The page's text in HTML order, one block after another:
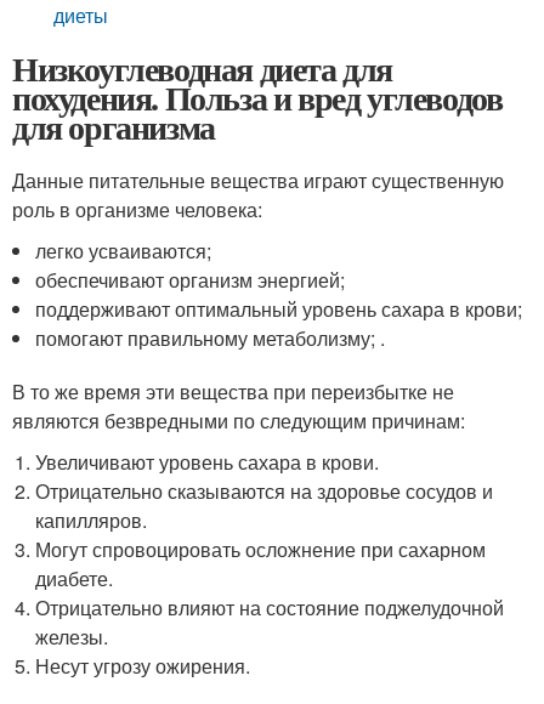
диеты
Низкоуглеводная диета для
похудения. Польза и вред углеводов
для организма
Данные питательные вещества играют существенную
роль в организме человека:
легко усваиваются;
обеспечивают организм энергией;
поддерживают оптимальный уровень сахара в крови;
помогают правильному метаболизму; .
В то же время эти вещества при переизбытке не
являются безвредными по следующим причинам:
Увеличивают уровень сахара в крови.
Отрицательно сказываются на здоровье сосудов и
капилляров.
Могут спровоцировать осложнение при сахарном
диабете.
Отрицательно влияют на состояние поджелудочной
железы.
Несут угрозу ожирения.